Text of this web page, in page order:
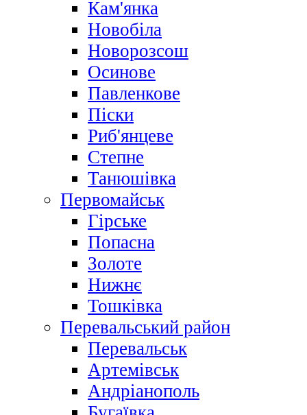
Кам'янка
Новобіла
Новорозсош
Осинове
Павленкове
Піски
Риб'янцеве
Степне
Танюшівка
Первомайськ
Гірське
Попасна
Золоте
Нижнє
Тошківка
Перевальський район
Перевальськ
Артемівськ
Андріанополь